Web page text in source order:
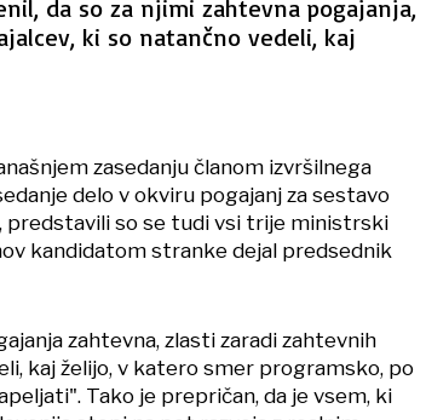
da so za njimi zahtevna pogajanja,
ki so natančno vedeli, kaj
zasedanju članom izvršilnega
delo v okviru pogajanj za sestavo
predstavili so se tudi vsi trije ministrski
kandidatom stranke dejal predsednik
zahtevna, zlasti zaradi zahtevnih
kaj želijo, v katero smer programsko, po
Tako je prepričan, da je vsem, ki